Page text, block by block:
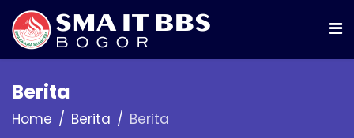
Berita
Home Berita Berita